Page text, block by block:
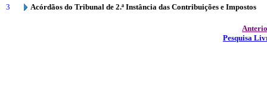
3
Acórdãos do Tribunal de 2.ª Instância das Contribuições e Impostos
Pesquisa